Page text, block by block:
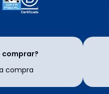
comprar?
compra